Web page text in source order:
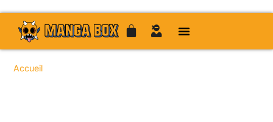
Accueil